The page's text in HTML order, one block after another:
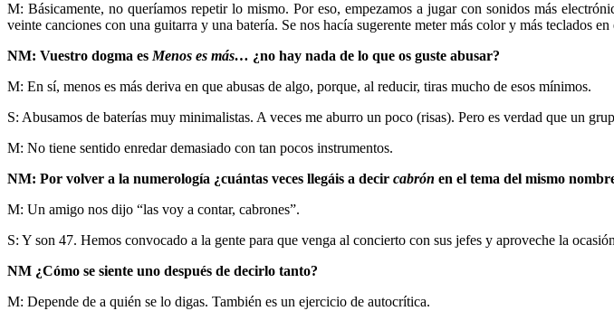
M: Básicamente, no queríamos repetir lo mismo. Por eso, empezamos a jugar con sonidos más
veinte canciones con una guitarra y una batería. Se nos hacía sugerente meter más color y más teclados
NM: Vuestro dogma es Menos es más… ¿no hay nada de lo que os guste abusar?
M: En sí, menos es más deriva en que abusas de algo, porque, al reducir, tiras mucho de esos mínimos.
S: Abusamos de baterías muy minimalistas. A veces me aburro un poco (risas). Pero es verdad que un
M: No tiene sentido enredar demasiado con tan pocos instrumentos.
NM: Por volver a la numerología ¿cuántas veces llegáis a decir cabrón en el tema del mismo
M: Un amigo nos dijo “las voy a contar, cabrones”.
S: Y son 47. Hemos convocado a la gente para que venga al concierto con sus jefes y aproveche la
NM ¿Cómo se siente uno después de decirlo tanto?
M: Depende de a quién se lo digas. También es un ejercicio de autocrítica.